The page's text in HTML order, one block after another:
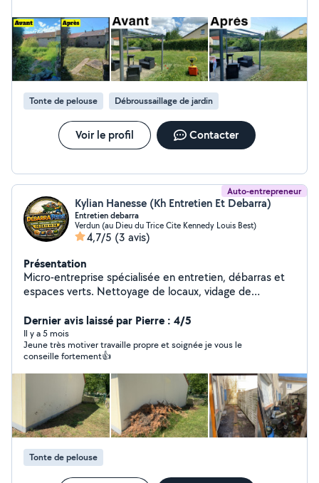
Bois, Gravats, Déchets verts, Ferraille, Batterie, ect..
Débarras de vos locaux; Maison, Appartement, Garage,
Cave, Grenier, Jardins, ect.. N'hésitez pas à me
contacter pour toute demande. DA SILVA ENTRETIEN à
VOTRE SERVICE
Tonte de pelouse Débroussaillage de jardin
Voir le profil Contacter
Auto-entrepreneur
Kylian Hanesse (Kh Entretien Et Debarra)
Entretien debarra
Verdun (au Dieu du Trice Cite Kennedy Louis Best)
4,7/5 (3 avis)
Présentation
Micro-entreprise spécialisée en entretien, débarras et
espaces verts. Nettoyage de locaux, vidage de
entretien de jardins. Service sérieux, rapide et adapté à
Dernier avis laissé par Pierre : 4/5
Il y a 5 mois
Jeune très motiver travaille propre et soignée je vous le
conseille fortement👍
Tonte de pelouse